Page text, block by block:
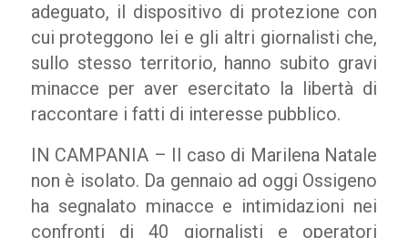
adeguato, il dispositivo di protezione con
cui proteggono lei e gli altri giornalisti che,
sullo stesso territorio, hanno subito gravi
minacce per aver esercitato la libertà di
raccontare i fatti di interesse pubblico.
IN CAMPANIA – Il caso di Marilena Natale
non è isolato. Da gennaio ad oggi Ossigeno
ha segnalato minacce e intimidazioni nei
confronti di 40 giornalisti e operatori